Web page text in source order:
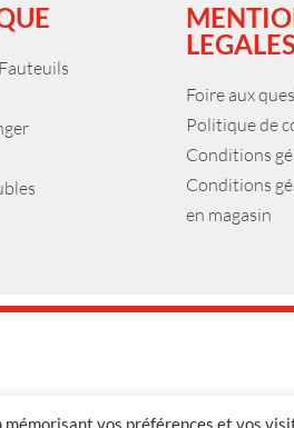
Foire aux
Politique de
Conditions
Conditions
en magasin
vos préférences et vos